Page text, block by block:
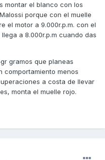
montar el blanco con los
porque con el muelle
el motor a 9.000r.p.m. con el
a 8.000r.p.m cuando das
gramos que planeas
comportamiento menos
a costa de llevar
monta el muelle rojo.